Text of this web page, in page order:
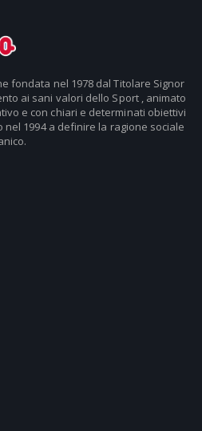
fondata nel 1978 dal Titolare Signor
ai sani valori dello Sport , animato
e con chiari e determinati obiettivi
1994 a definire la ragione sociale